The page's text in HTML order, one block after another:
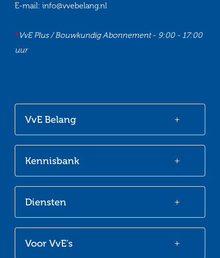
Voor VvE’s
Diensten
Kennisbank
VvE Belang
E-mail: info@vvebelang.nl
*VvE Plus / Bouwkundig Abonnement- 9:00 - 17:00
uur
Facebook